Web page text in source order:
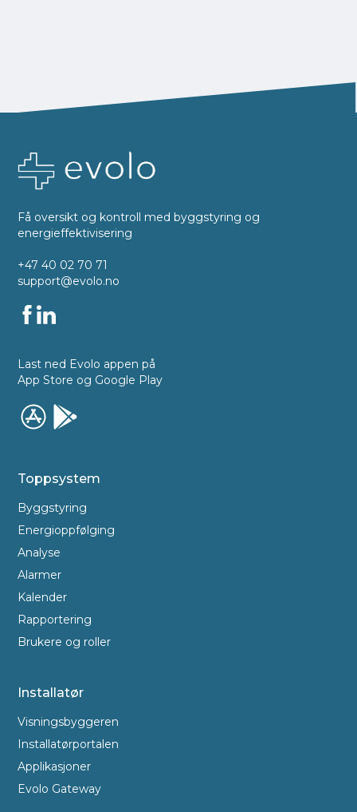
Få oversikt og kontroll med byggstyring og
energieffektivisering
+47 40 02 70 71
support@evolo.no
Last ned Evolo appen på
App Store og Google Play
Toppsystem
Byggstyring
Energioppfølging
Analyse
Alarmer
Kalender
Rapportering
Brukere og roller
Installatør
Visningsbyggeren
Installatørportalen
Applikasjoner
Evolo Gateway